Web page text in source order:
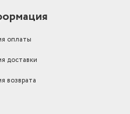
оплаты
доставки
возврата